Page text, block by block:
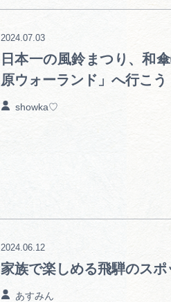
日本一の風鈴まつり、和
原ウォーランド」へ行こう
2024.07.03
showka♡
家族で楽しめる飛騨のスポ
2024.06.12
あすみん